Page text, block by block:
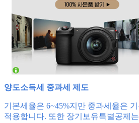
양도소득세 중과세 제도
기본세율은 6~45%지만 중과세율은
적용합니다. 또한 장기보유특별공제